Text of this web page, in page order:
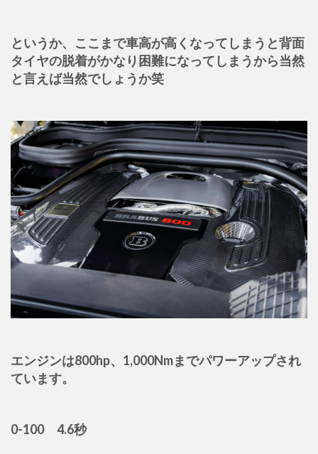
というか、ここまで車高が高くなってしまうと背面
タイヤの脱着がかなり困難になってしまうから当然
と言えば当然でしょうか笑
エンジンは800hp、1,000Nmまでパワーアップされ
ています。
0-100 4.6秒